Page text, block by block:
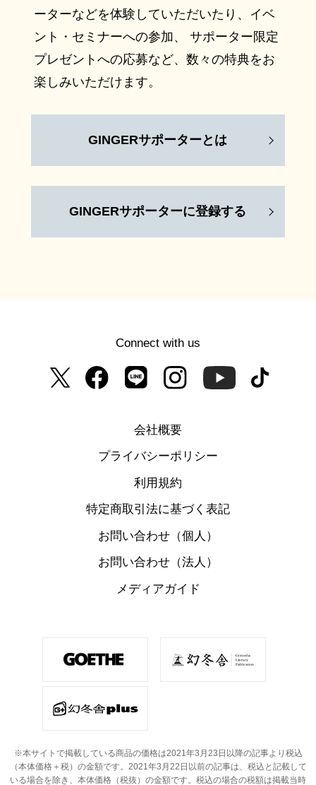
ーターなどを体験していただいたり、イベ
ント・セミナーへの参加、 サポーター限定
プレゼントへの応募など、数々の特典をお
楽しみいただけます。
GINGERサポーターとは
GINGERサポーターに登録する
Connect with us
会社概要
プライバシーポリシー
利用規約
特定商取引法に基づく表記
お問い合わせ（個人）
お問い合わせ（法人）
メディアガイド
※本サイトで掲載している商品の価格は2021年3月23日以降の記事より税込
（本体価格＋税）の金額です。 2021年3月22日以前の記事は、税込と記載して
いる場合を除き、本体価格（税抜）の金額です。 税込の場合の税額は掲載当時